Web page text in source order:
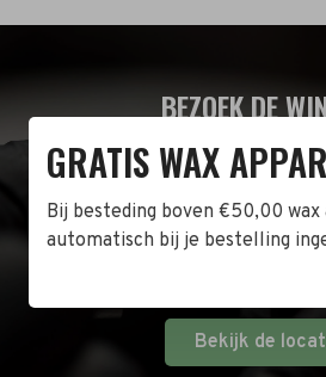
BEZOEK DE
Naast de online shop hebben
Leeuwenhoekstraat 10. Kom op
dag langs tussen 10:00 en
Bekijk de
GRATIS WAX
Bij besteding boven €50,00
automatisch bij je bestelling